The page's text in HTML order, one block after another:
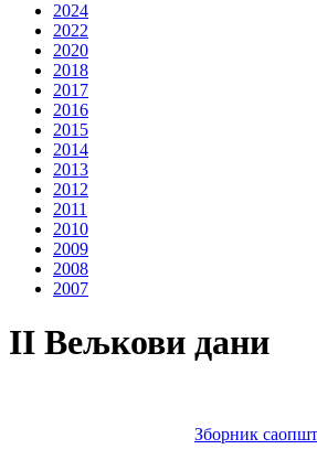
2024
2022
2020
2018
2017
2016
2015
2014
2013
2012
2011
2010
2009
2008
2007
II Вељкови дани
Зборник